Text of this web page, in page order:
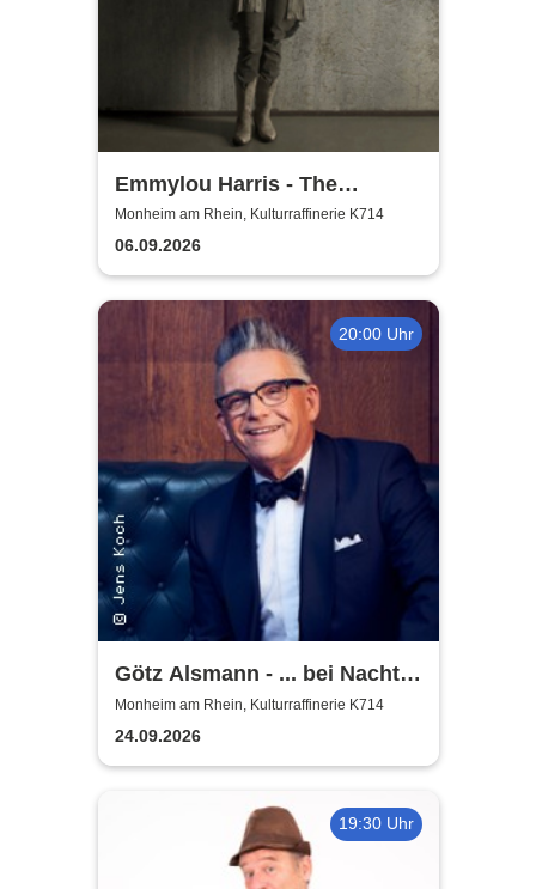
Emmylou Harris - The
European Farewell Tour
Monheim am Rhein, Kulturraffinerie K714
06.09.2026
20:00 Uhr
Götz Alsmann - ... bei Nacht
...
Monheim am Rhein, Kulturraffinerie K714
24.09.2026
19:30 Uhr